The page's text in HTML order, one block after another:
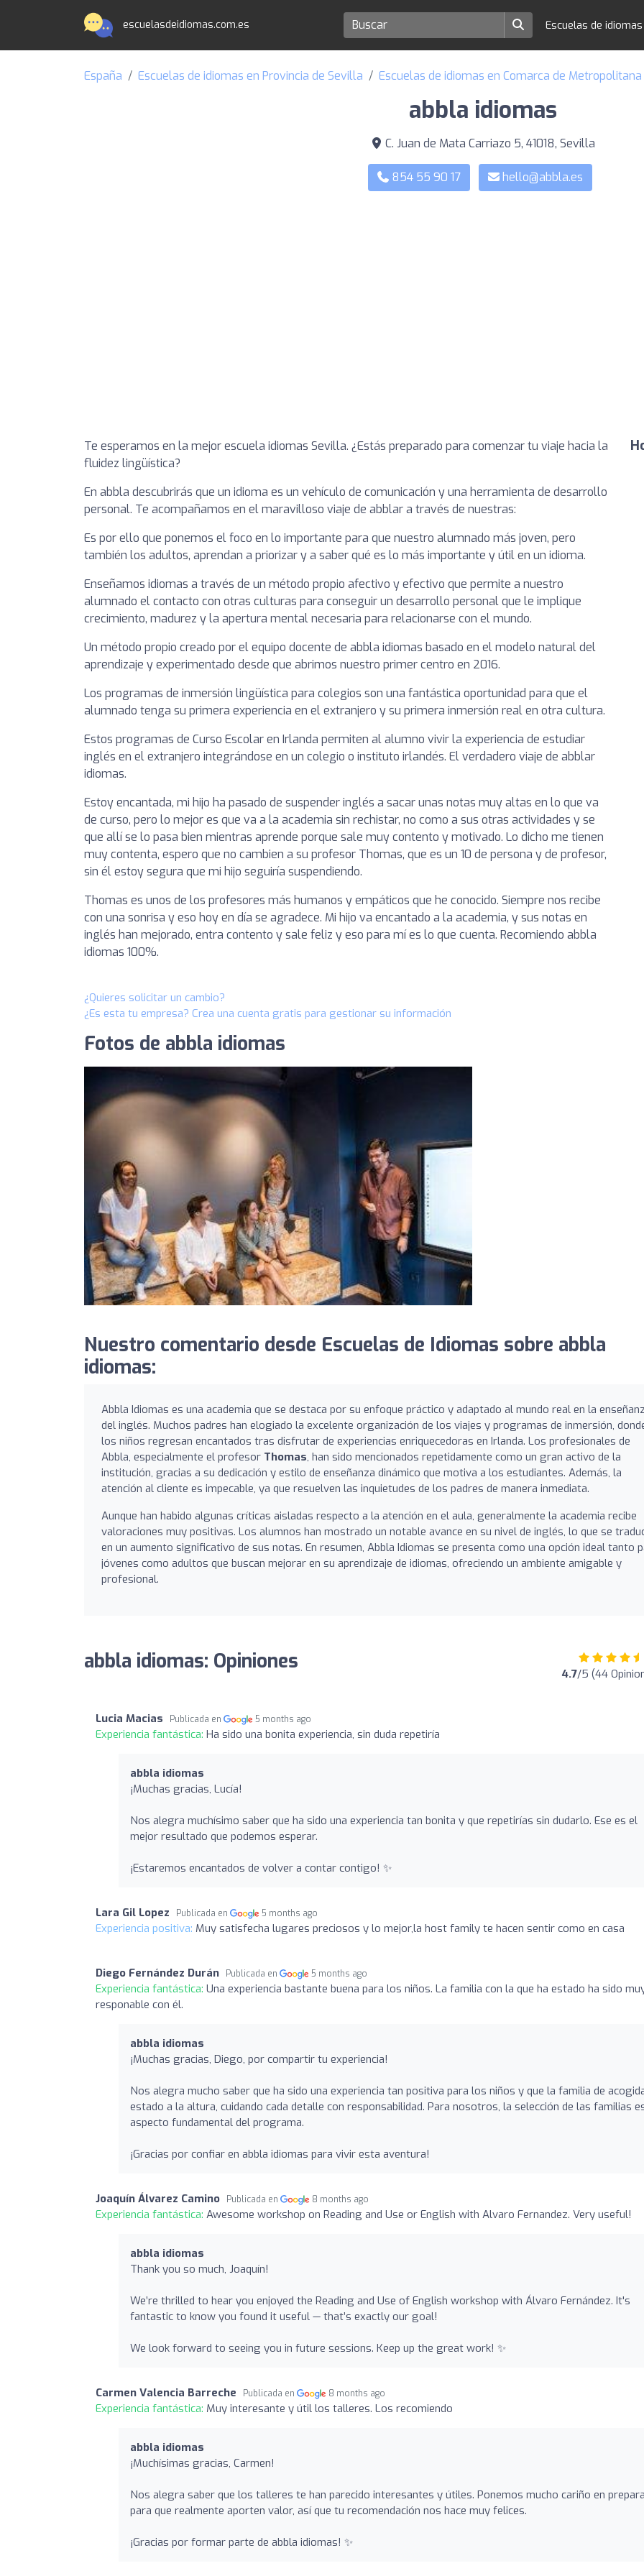
escuelasdeidiomas.com.es Escuelas de
España Escuelas de idiomas en Provincia de Sevilla Escuelas de idiomas en Comarca de
abbla idiomas
C. Juan de Mata Carriazo 5, 41018, Sevilla
854 55 90 17 hello@abbla.es
Te esperamos en la mejor escuela idiomas Sevilla. ¿Estás preparado para comenzar tu viaje hacia la
fluidez lingüística?
En abbla descubrirás que un idioma es un vehículo de comunicación y una herramienta de desarrollo
personal. Te acompañamos en el maravilloso viaje de abblar a través de nuestras:
Es por ello que ponemos el foco en lo importante para que nuestro alumnado más joven, pero
también los adultos, aprendan a priorizar y a saber qué es lo más importante y útil en un idioma.
Enseñamos idiomas a través de un método propio afectivo y efectivo que permite a nuestro
alumnado el contacto con otras culturas para conseguir un desarrollo personal que le implique
crecimiento, madurez y la apertura mental necesaria para relacionarse con el mundo.
Un método propio creado por el equipo docente de abbla idiomas basado en el modelo natural del
aprendizaje y experimentado desde que abrimos nuestro primer centro en 2016.
Los programas de inmersión lingüística para colegios son una fantástica oportunidad para que el
alumnado tenga su primera experiencia en el extranjero y su primera inmersión real en otra cultura.
Estos programas de Curso Escolar en Irlanda permiten al alumno vivir la experiencia de estudiar
inglés en el extranjero integrándose en un colegio o instituto irlandés. El verdadero viaje de abblar
idiomas.
Estoy encantada, mi hijo ha pasado de suspender inglés a sacar unas notas muy altas en lo que va
de curso, pero lo mejor es que va a la academia sin rechistar, no como a sus otras actividades y se
que allí se lo pasa bien mientras aprende porque sale muy contento y motivado. Lo dicho me tienen
muy contenta, espero que no cambien a su profesor Thomas, que es un 10 de persona y de profesor,
sin él estoy segura que mi hijo seguiría suspendiendo.
Thomas es unos de los profesores más humanos y empáticos que he conocido. Siempre nos recibe
con una sonrisa y eso hoy en día se agradece. Mi hijo va encantado a la academia, y sus notas en
inglés han mejorado, entra contento y sale feliz y eso para mí es lo que cuenta. Recomiendo abbla
idiomas 100%.
¿Quieres solicitar un cambio?
¿Es esta tu empresa? Crea una cuenta gratis para gestionar su información
Fotos de abbla idiomas
Nuestro comentario desde Escuelas de Idiomas sobre abbla
idiomas:
Abbla Idiomas es una academia que se destaca por su enfoque práctico y adaptado al mundo real en la
del inglés. Muchos padres han elogiado la excelente organización de los viajes y programas de inmersión,
los niños regresan encantados tras disfrutar de experiencias enriquecedoras en Irlanda. Los profesionales de
Abbla, especialmente el profesor Thomas, han sido mencionados repetidamente como un gran activo de la
institución, gracias a su dedicación y estilo de enseñanza dinámico que motiva a los estudiantes. Además, la
atención al cliente es impecable, ya que resuelven las inquietudes de los padres de manera inmediata.
Aunque han habido algunas críticas aisladas respecto a la atención en el aula, generalmente la academia recibe
valoraciones muy positivas. Los alumnos han mostrado un notable avance en su nivel de inglés, lo que se
en un aumento significativo de sus notas. En resumen, Abbla Idiomas se presenta como una opción ideal tanto
jóvenes como adultos que buscan mejorar en su aprendizaje de idiomas, ofreciendo un ambiente amigable y
profesional.
abbla idiomas: Opiniones 4.7/5 (44
Lucia Macias Publicada en 5 months ago
Experiencia fantástica: Ha sido una bonita experiencia, sin duda repetiría
abbla idiomas
¡Muchas gracias, Lucía!
Nos alegra muchísimo saber que ha sido una experiencia tan bonita y que repetirías sin dudarlo. Ese es el
mejor resultado que podemos esperar.
¡Estaremos encantados de volver a contar contigo! ✨
Lara Gil Lopez Publicada en 5 months ago
Experiencia positiva: Muy satisfecha lugares preciosos y lo mejor,la host family te hacen sentir como en casa
Diego Fernández Durán Publicada en 5 months ago
Experiencia fantástica: Una experiencia bastante buena para los niños. La familia con la que ha estado ha sido
responable con él.
abbla idiomas
¡Muchas gracias, Diego, por compartir tu experiencia!
Nos alegra mucho saber que ha sido una experiencia tan positiva para los niños y que la familia de
estado a la altura, cuidando cada detalle con responsabilidad. Para nosotros, la selección de las familias
aspecto fundamental del programa.
¡Gracias por confiar en abbla idiomas para vivir esta aventura!
Joaquín Álvarez Camino Publicada en 8 months ago
Experiencia fantástica: Awesome workshop on Reading and Use or English with Alvaro Fernandez. Very useful!
abbla idiomas
Thank you so much, Joaquín!
We’re thrilled to hear you enjoyed the Reading and Use of English workshop with Álvaro Fernández. It's
fantastic to know you found it useful — that’s exactly our goal!
We look forward to seeing you in future sessions. Keep up the great work! ✨
Carmen Valencia Barreche Publicada en 8 months ago
Experiencia fantástica: Muy interesante y útil los talleres. Los recomiendo
abbla idiomas
¡Muchísimas gracias, Carmen!
Nos alegra saber que los talleres te han parecido interesantes y útiles. Ponemos mucho cariño en
para que realmente aporten valor, así que tu recomendación nos hace muy felices.
¡Gracias por formar parte de abbla idiomas! ✨